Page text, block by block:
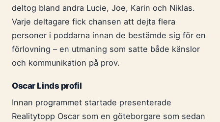
deltog bland andra Lucie, Joe, Karin och Niklas.
Varje deltagare fick chansen att dejta flera
personer i poddarna innan de bestämde sig för en
förlovning – en utmaning som satte både känslor
och kommunikation på prov.
Oscar Linds profil
Innan programmet startade presenterade
Realitytopp Oscar som en göteborgare som sedan